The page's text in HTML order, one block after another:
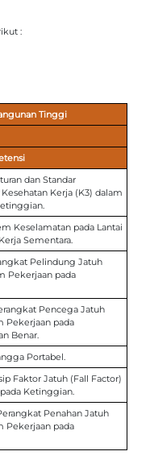
:
Tinggi
dan Standar
Kerja (K3) dalam
Keselamatan pada Lantai
Sementara.
Pelindung Jatuh
Pekerjaan pada
Pencega Jatuh
Pekerjaan pada
Benar.
Portabel.
Faktor Jatuh (Fall Factor)
Ketinggian.
Penahan Jatuh
Pekerjaan pada